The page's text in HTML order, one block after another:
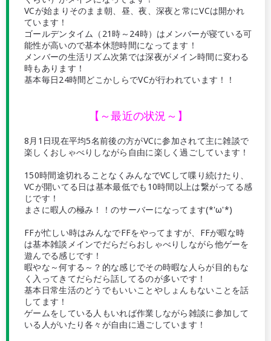
VCが始まりそのまま朝、昼、夜、深夜と常にVCは開かれ
ています！
ゴールデンタイム（21時～24時）はメンバーが寝ている可
能性が高いので基本休憩時間になってます！
メンバーの生活リズム次第では深夜がメイン時間に変わる
時もあります！
基本毎日24時間どこかしらでVCが行われています！！
【～最近の状況～】
8月1日現在平均5名前後の方がVCに参加されて主に雑談で
楽しくおしゃべりしながら自由に楽しく過ごしています！
150時間途切れることなくみんなでVCして喋り続けたり、
VCが開いてる日は基本最低でも10時間以上は繋がってる感
じです！
まさに暇人の極み！！のサーバーになってます(*'ω'*)
FFが忙しい時はみんなでFFをやってますが、FFが暇な時
は基本雑談メインでだらだらおしゃべりしながら他ゲーを
遊んでる感じです！
暇やな～何する～？的な感じでその時暇な人らが目的もな
く入ってきてだらだら話してるのが多いです！
基本日常生活のどうでもいいことやしょんもないことを話
してます！
ゲームをしている人もいれば作業しながら雑談に参加して
いる人がいたり各々が自由に過ごしています！